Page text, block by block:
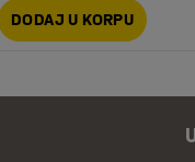
DODAJ U KORPU